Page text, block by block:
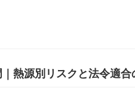
熱源別リスクと法令適合